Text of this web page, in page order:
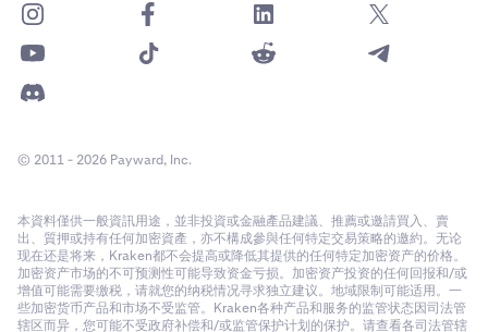
© 2011 - 2026 Payward, Inc.
本資料僅供一般資訊用途，並非投資或金融產品建議、推薦或邀請買入、賣
出、質押或持有任何加密資產，亦不構成參與任何特定交易策略的邀約。无论
现在还是将来，Kraken都不会提高或降低其提供的任何特定加密资产的价格。
加密资产市场的不可预测性可能导致资金亏损。加密资产投资的任何回报和/或
增值可能需要缴税，请就您的纳税情况寻求独立建议。地域限制可能适用。一
些加密货币产品和市场不受监管。Kraken各种产品和服务的监管状态因司法管
辖区而异，您可能不受政府补偿和/或监管保护计划的保护。请查看各司法管辖